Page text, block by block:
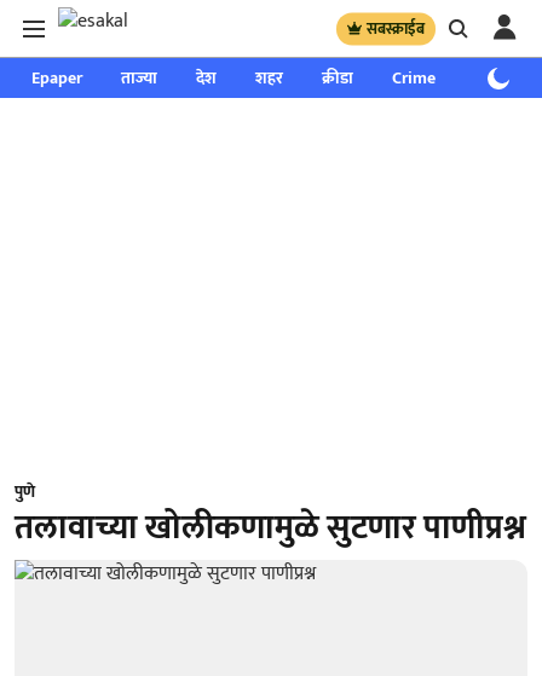
सबस्क्राईब
Epaper ताज्या देश शहर क्रीडा Crime साप्ताहिक
पुणे
तलावाच्या खोलीकणामुळे सुटणार पाणीप्रश्न